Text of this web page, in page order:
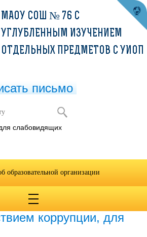
связанных с
коррупции, для
связанных с
коррупции, для
МАОУ СОШ № 76 С
УГЛУБЛЕННЫМ ИЗУЧЕНИЕМ
ОТДЕЛЬНЫХ ПРЕДМЕТОВ С УИОП
письмо
слабовидящих
образовательной организации